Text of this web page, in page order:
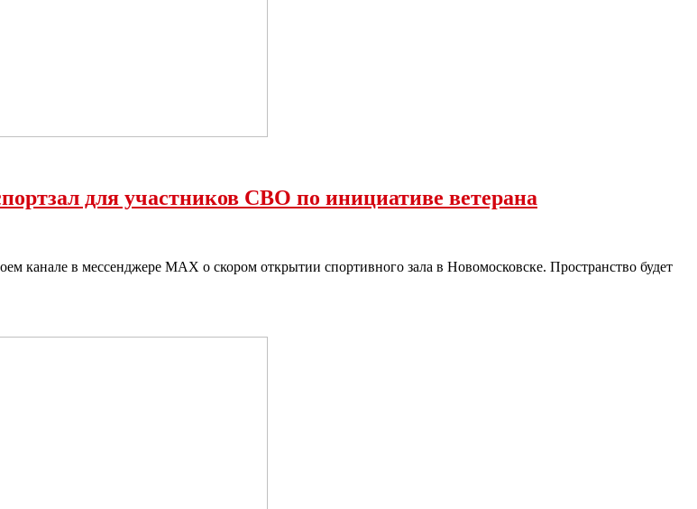
для участников СВО по инициативе ветерана
канале в мессенджере MАХ о скором открытии спортивного зала в Новомосковске. Пространство будет